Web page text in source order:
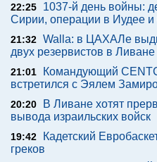
22:25
1037-й день войны:
Сирии, операции в Иудее
21:32 Walla: в ЦАХАЛе
двух резервистов в Ливане
21:01
Командующий
встретился с Эялем
20:20
В Ливане хотят
вывода израильских войск
19:42
Кадетский
греков